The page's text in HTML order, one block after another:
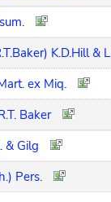
K.D.Hill &
ex Miq.
Baker
& Gilg
Pers.